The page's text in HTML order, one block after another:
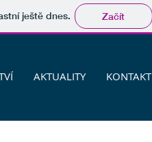
ještě dnes. Začít
AKTUALITY KONTAKT